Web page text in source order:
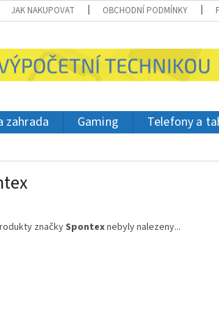
JAK NAKUPOVAT OBCHODNÍ PODMÍNKY
zahrada Gaming Telefony a
značkySpontexnebyly nalezeny...